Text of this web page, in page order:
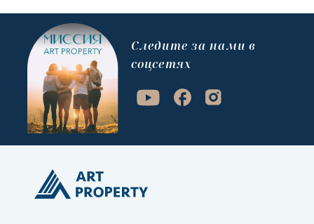
Cледите за нами в
соцсетях